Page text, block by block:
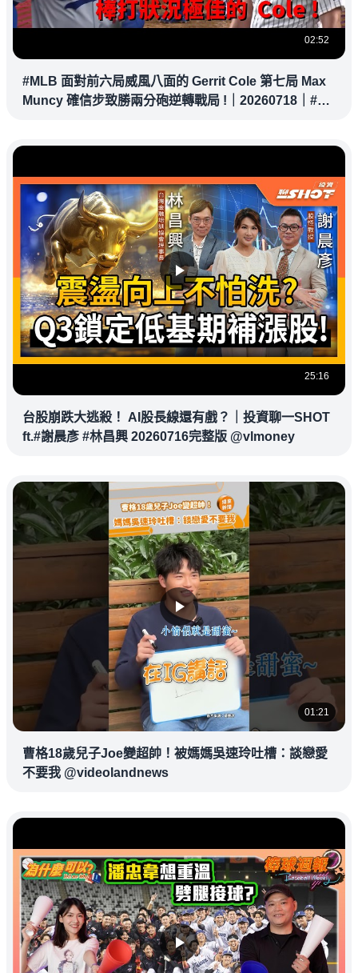
02:52
#MLB 面對前六局威風八面的 Gerrit Cole 第七局 Max
Muncy 確信步致勝兩分砲逆轉戰局 !｜20260718｜#洛
25:16
台股崩跌大逃殺！ AI股長線還有戲？｜投資聊一SHOT
ft.#謝晨彥 #林昌興 20260716完整版 @vlmoney
01:21
曹格18歲兒子Joe變超帥！被媽媽吳速玲吐槽：談戀愛
不要我 @videolandnews